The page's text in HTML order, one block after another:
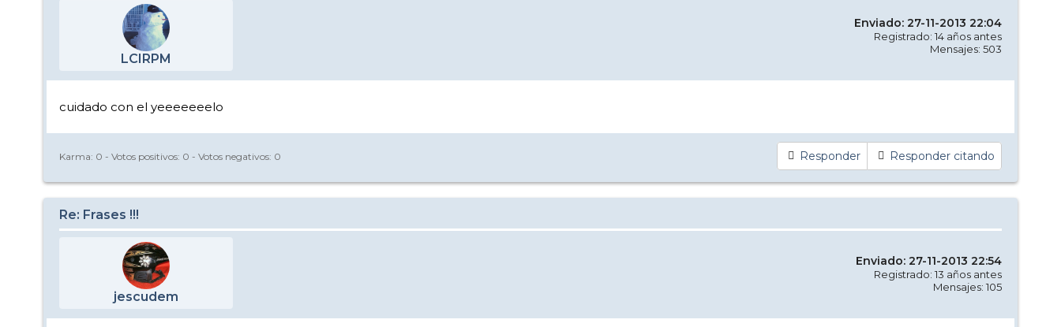
LCIRPM
Enviado: 27-11-2013 22:04
Registrado: 14 años antes
Mensajes: 503
cuidado con el yeeeeeeelo
Responder Responder citando
Karma: 0 - Votos positivos: 0 - Votos negativos: 0
Re: Frases !!!
jescudem
Enviado: 27-11-2013 22:54
Registrado: 13 años antes
Mensajes: 105